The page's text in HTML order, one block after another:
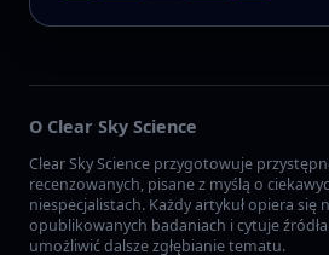
O Clear Sky Science
Clear Sky Science przygotowuje
recenzowanych, pisane z myślą o
niespecjalistach. Każdy artykuł opiera się
opublikowanych badaniach i cytuje
umożliwić dalsze zgłębianie tematu.